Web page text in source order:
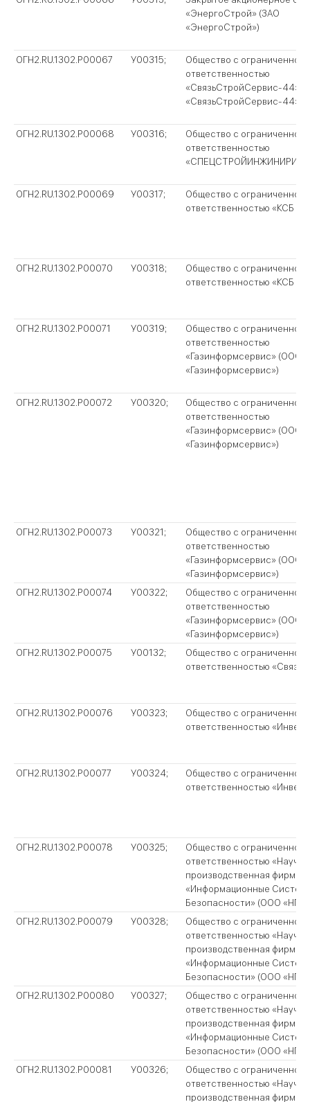
«ЭнергоСтрой» (ЗАО
«ЭнергоСтрой»)
ОГН2.RU.1302.P00067 У00315;
Общество с ограниченной
ответственностью
«СвязьСтройСервис-44»
«СвязьСтройСервис-44»)
ОГН2.RU.1302.P00068 У00316;
Общество с ограниченной
ответственностью
ОГН2.RU.1302.P00069 У00317;
Общество с ограниченной
ответственностью «КСБ
ОГН2.RU.1302.P00070 У00318;
Общество с ограниченной
ответственностью «КСБ
ОГН2.RU.1302.P00071 У00319;
Общество с ограниченной
ответственностью
«Газинформсервис» (ООО
«Газинформсервис»)
ОГН2.RU.1302.P00072 У00320;
Общество с ограниченной
ответственностью
«Газинформсервис» (ООО
«Газинформсервис»)
ОГН2.RU.1302.P00073 У00321;
Общество с ограниченной
ответственностью
«Газинформсервис» (ООО
«Газинформсервис»)
ОГН2.RU.1302.P00074
У00322;
Общество с ограниченной
ответственностью
«Газинформсервис» (ООО
«Газинформсервис»)
ОГН2.RU.1302.P00075
У00132;
Общество с ограниченной
ответственностью
ОГН2.RU.1302.P00076 У00323;
Общество с ограниченной
ответственностью
ОГН2.RU.1302.P00077 У00324;
Общество с ограниченной
ответственностью
ОГН2.RU.1302.P00078 У00325;
Общество с ограниченной
ответственностью «Научно
производственная фирма
«Информационные
Безопасности» (ООО «НПФ
ОГН2.RU.1302.P00079
У00328;
Общество с ограниченной
ответственностью «Научно
производственная фирма
«Информационные
Безопасности» (ООО «НПФ
ОГН2.RU.1302.P00080
У00327;
Общество с ограниченной
ответственностью «Научно
производственная фирма
«Информационные
Безопасности» (ООО «НПФ
ОГН2.RU.1302.P00081
У00326;
Общество с ограниченной
ответственностью «Научно
производственная фирма